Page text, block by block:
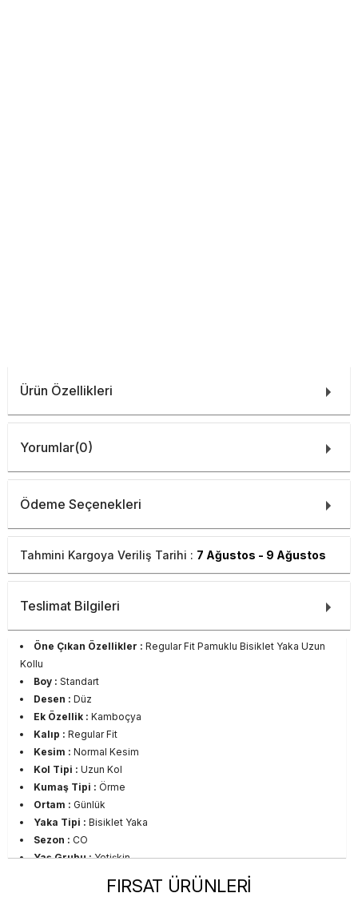
Ürün Özellikleri
Yorumlar(0)
Ödeme Seçenekleri
Tahmini Kargoya Veriliş Tarihi : 7 Ağustos - 9 Ağustos
Teslimat Bilgileri
Öne Çıkan Özellikler : Regular Fit Pamuklu Bisiklet Yaka Uzun
Kollu
Boy : Standart
Desen : Düz
Ek Özellik : Kamboçya
Kalıp : Regular Fit
Kesim : Normal Kesim
Kol Tipi : Uzun Kol
Kumaş Tipi : Örme
Ortam : Günlük
Yaka Tipi : Bisiklet Yaka
Sezon : CO
Yaş Grubu :Yetişkin
Stüdyo Çekim Ortamında Bulunan Işık ve
Gölgelenmelerden Dolayı Renk Farklılıkları Olabilir
FIRSAT ÜRÜNLERİ